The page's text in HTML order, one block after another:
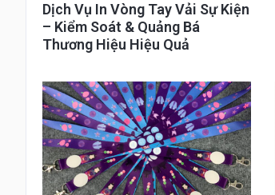
Dịch Vụ In Vòng Tay Vải Sự Kiện
– Kiểm Soát & Quảng Bá
Thương Hiệu Hiệu Quả